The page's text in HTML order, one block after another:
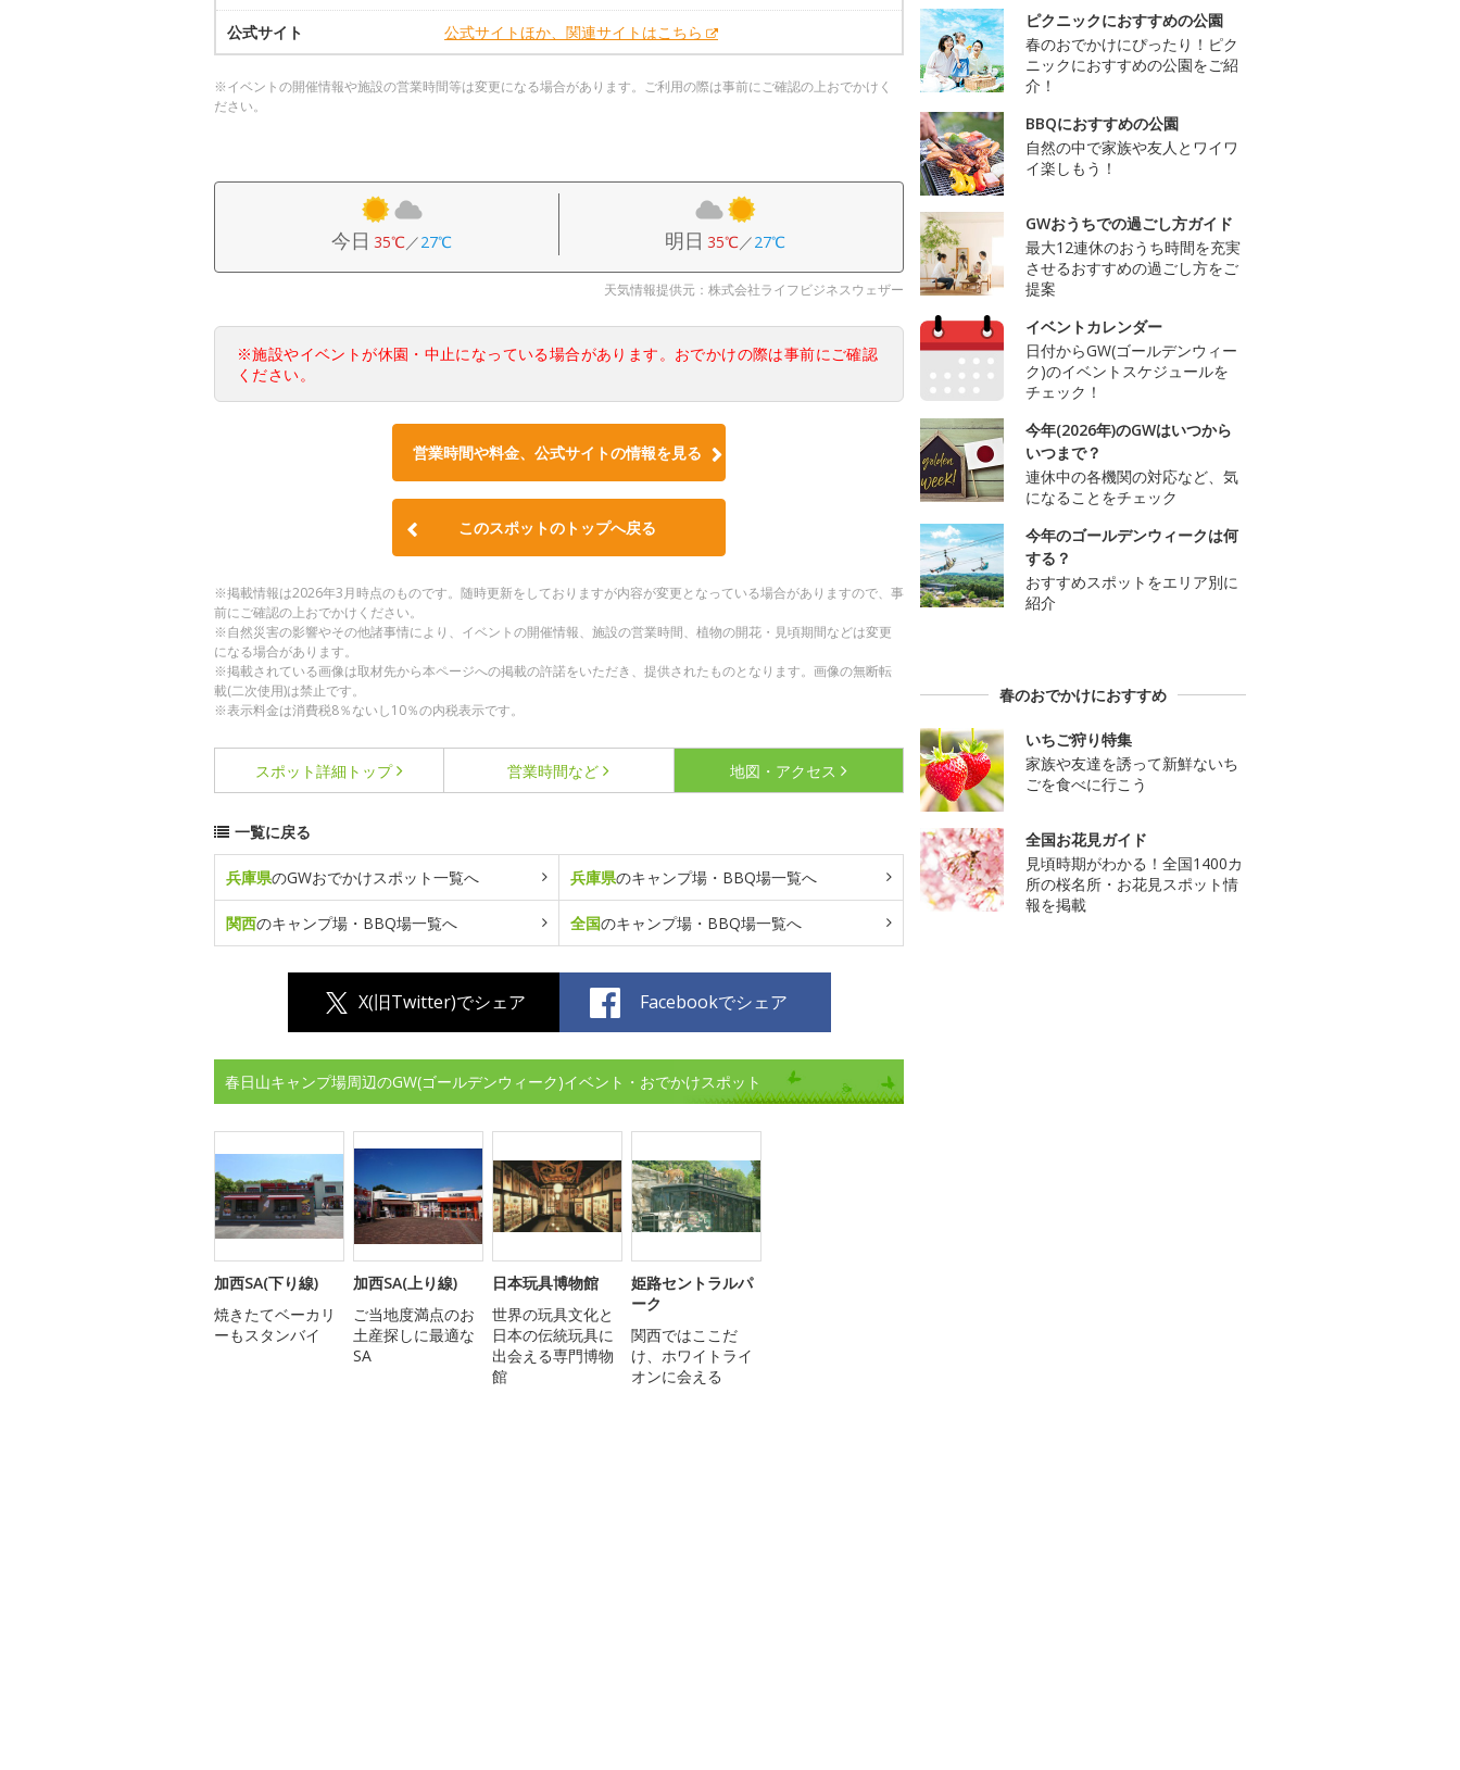
公式サイト 公式サイトほか、関連サイトはこちら
※イベントの開催情報や施設の営業時間等は変更になる場合があります。ご利用の際は事前にご確認の上おでかけく
ださい。
今日 35℃／27℃ 明日 35℃／27℃
天気情報提供元：株式会社ライフビジネスウェザー
※施設やイベントが休園・中止になっている場合があります。おでかけの際は事前にご確認
ください。
営業時間や料金、公式サイトの情報を見る
このスポットのトップへ戻る
※掲載情報は2026年3月時点のものです。随時更新をしておりますが内容が変更となっている場合がありますので、事
前にご確認の上おでかけください。
※自然災害の影響やその他諸事情により、イベントの開催情報、施設の営業時間、植物の開花・見頃期間などは変更
になる場合があります。
※掲載されている画像は取材先から本ページへの掲載の許諾をいただき、提供されたものとなります。画像の無断転
載(二次使用)は禁止です。
※表示料金は消費税8％ないし10％の内税表示です。
スポット詳細 トップ 営業時間など 地図・アクセス
一覧に戻る
兵庫県のGWおでかけスポット一覧へ 兵庫県のキャンプ場・BBQ場一覧へ
関西のキャンプ場・BBQ場一覧へ 全国のキャンプ場・BBQ場一覧へ
X(旧Twitter)でシェア Facebookでシェア
春日山キャンプ場周辺のGW(ゴールデンウィーク)イベント・おでかけスポット
加西SA(下り線)
焼きたてベーカリ
ーもスタンバイ
加西SA(上り線)
ご当地度満点のお
土産探しに最適な
SA
日本玩具博物館
世界の玩具文化と
日本の伝統玩具に
出会える専門博物
館
姫路セントラルパ
ーク
関西ではここだ
け、ホワイトライ
オンに会える
ピクニックにおすすめの公園
春のおでかけにぴったり！ピク
ニックにおすすめの公園をご紹
介！
BBQにおすすめの公園
自然の中で家族や友人とワイワ
イ楽しもう！
GWおうちでの過ごし方ガイド
最大12連休のおうち時間を充実
させるおすすめの過ごし方をご
提案
イベントカレンダー
日付からGW(ゴールデンウィー
ク)のイベントスケジュールを
チェック！
今年(2026年)のGWはいつから
いつまで？
連休中の各機関の対応など、気
になることをチェック
今年のゴールデンウィークは何
する？
おすすめスポットをエリア別に
紹介
春のおでかけにおすすめ
いちご狩り特集
家族や友達を誘って新鮮ないち
ごを食べに行こう
全国お花見ガイド
見頃時期がわかる！全国1400カ
所の桜名所・お花見スポット情
報を掲載